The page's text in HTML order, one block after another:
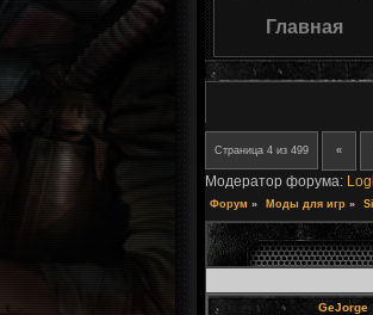
Главная
Страница 4 из 499 «
Модератор форума:
Форум » Моды для игр »
GeJorge